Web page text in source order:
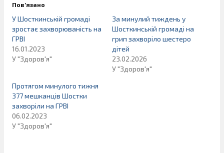
Пов’язано
У Шосткинській громаді
зростає захворюваність на
ГРВІ
16.01.2023
У "Здоров'я"
За минулий тиждень у
Шосткинській громаді на
грип захворіло шестеро
дітей
23.02.2026
У "Здоров'я"
Протягом минулого тижня
377 мешканців Шостки
захворіли на ГРВІ
06.02.2023
У "Здоров'я"